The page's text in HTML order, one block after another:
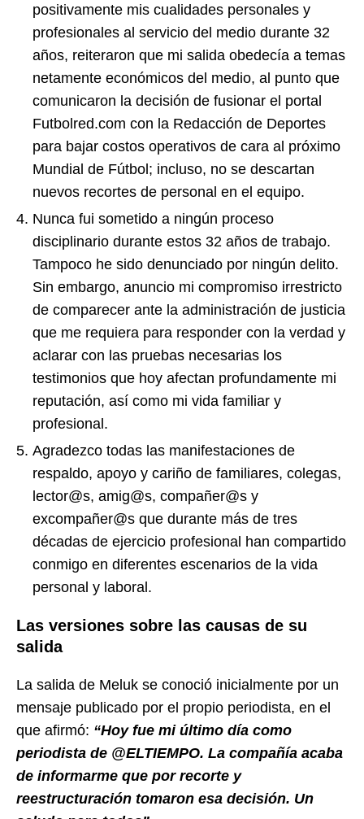
positivamente mis cualidades personales y
profesionales al servicio del medio durante 32
años, reiteraron que mi salida obedecía a temas
netamente económicos del medio, al punto que
comunicaron la decisión de fusionar el portal
Futbolred.com con la Redacción de Deportes
para bajar costos operativos de cara al próximo
Mundial de Fútbol; incluso, no se descartan
nuevos recortes de personal en el equipo.
Nunca fui sometido a ningún proceso
disciplinario durante estos 32 años de trabajo.
Tampoco he sido denunciado por ningún delito.
Sin embargo, anuncio mi compromiso irrestricto
de comparecer ante la administración de justicia
que me requiera para responder con la verdad y
aclarar con las pruebas necesarias los
testimonios que hoy afectan profundamente mi
reputación, así como mi vida familiar y
profesional.
Agradezco todas las manifestaciones de
respaldo, apoyo y cariño de familiares, colegas,
lector@s, amig@s, compañer@s y
excompañer@s que durante más de tres
décadas de ejercicio profesional han compartido
conmigo en diferentes escenarios de la vida
personal y laboral.
Las versiones sobre las causas de su
salida
La salida de Meluk se conoció inicialmente por un
mensaje publicado por el propio periodista, en el
que afirmó: “Hoy fue mi último día como
periodista de @ELTIEMPO. La compañía acaba
de informarme que por recorte y
reestructuración tomaron esa decisión. Un